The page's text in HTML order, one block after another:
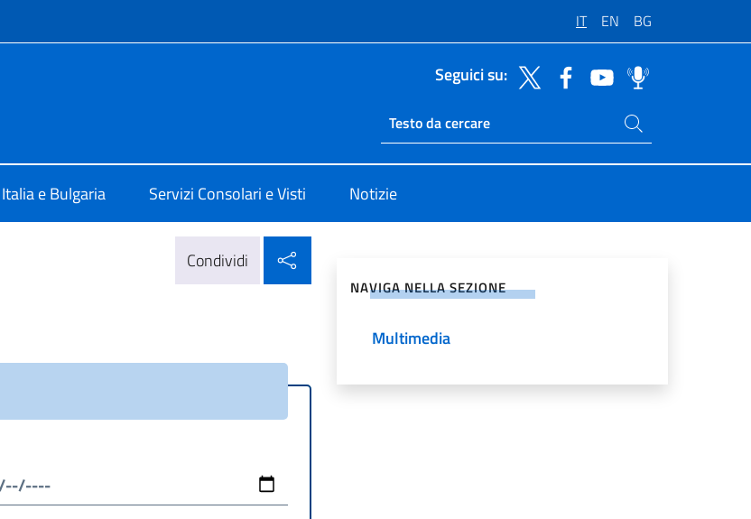
IT EN BG
Seguici su:
Ricerca sito live
Cerca nel sito
Italia e Bulgaria Servizi Consolari e Visti Notizie
Condividi
NAVIGA NELLA SEZIONE
Multimedia